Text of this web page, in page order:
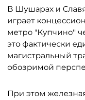
В Шушарах и
играет
метро "Купчино"
это фактически
магистральный
обозримой
При этом